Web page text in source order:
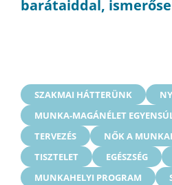
barátaiddal,
SZAKMAI HÁTTERÜNK
MUNKA-MAGÁNÉLET
TERVEZÉS
NŐK A
TISZTELET
EGÉSZSÉG
MUNKAHELYI PROGRAM